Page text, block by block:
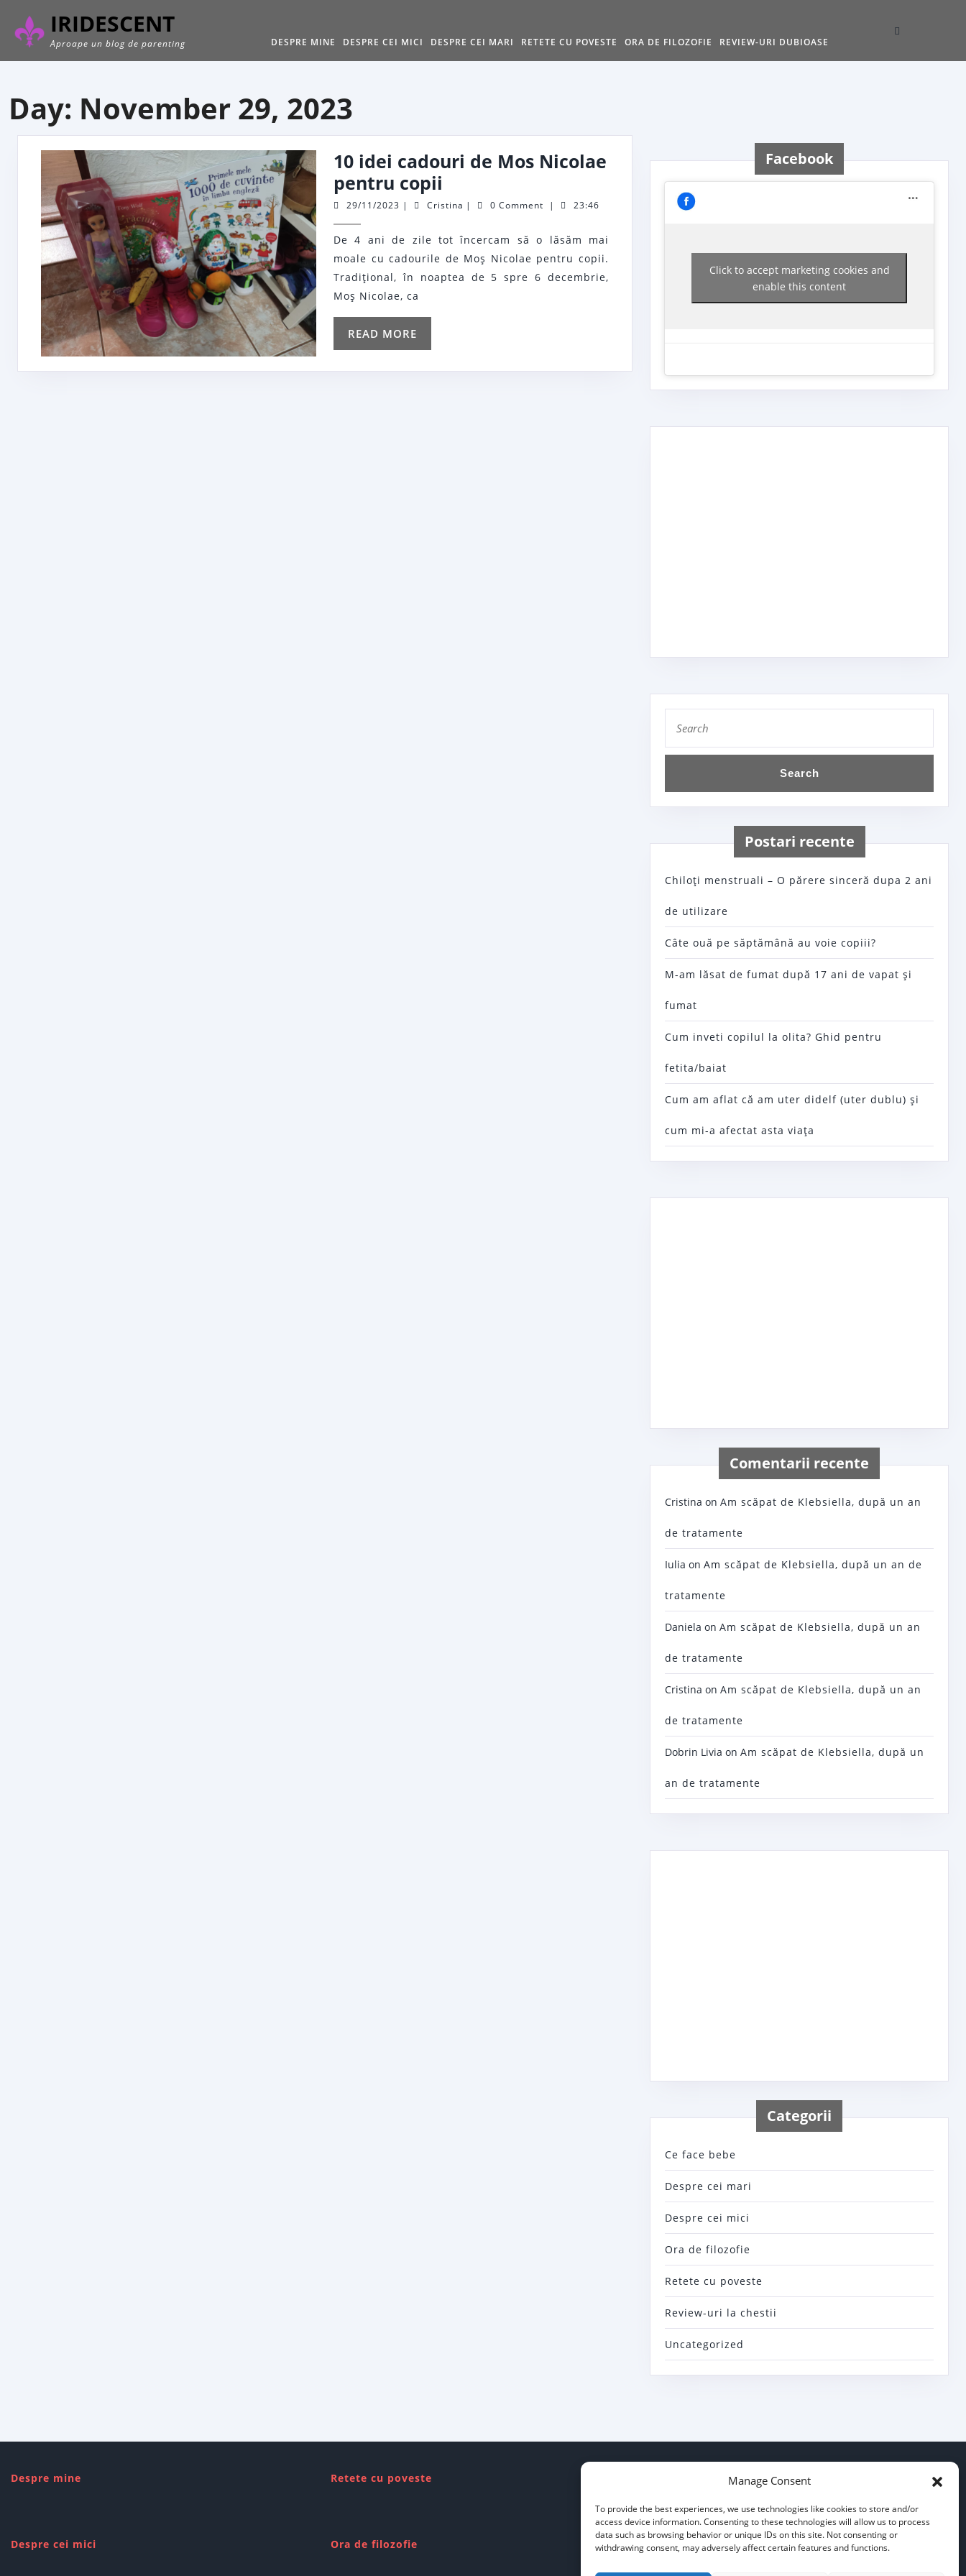
Manage Consent
To provide the best experiences, we use technologies like cookies to store and/or
access device information. Consenting to these technologies will allow us to process
data such as browsing behavior or unique IDs on this site. Not consenting or
withdrawing consent, may adversely affect certain features and functions.
content
IRIDESCENT
Aproape un blog de parenting DESPRE MINE DESPRE CEI MICI DESPRE CEI MARI RETETE CU POVESTE ORA DE FILOZOFIE REVIEW-URI DUBIOASE
Day: November 29, 2023
10 idei cadouri de Mos Nicolae
pentru copii
idei
de
Mos
Nicolae
29/11/2023 29/11/2023
| Cristina Cristina
| 0 Comment | 23:46
De 4 ani de zile tot încercam să o lăsăm mai
moale cu cadourile de Moş Nicolae pentru copii.
Tradiţional, în noaptea de 5 spre 6 decembrie,
Moş Nicolae, ca
READ MORE
MORE
Facebook
Click to accept marketing cookies and
enable this content
for:
Postari recente
Chiloţi menstruali – O părere sinceră dupa 2 ani
de utilizare
Câte ouă pe săptămână au voie copiii?
M-am lăsat de fumat după 17 ani de vapat şi
fumat
Cum inveti copilul la olita? Ghid pentru
fetita/baiat
Cum am aflat că am uter didelf (uter dublu) şi
cum mi-a afectat asta viaţa
Comentarii recente
Cristina on Am scăpat de Klebsiella, după un an
de tratamente
Iulia on Am scăpat de Klebsiella, după un an de
tratamente
Daniela on Am scăpat de Klebsiella, după un an
de tratamente
Cristina on Am scăpat de Klebsiella, după un an
de tratamente
Dobrin Livia on Am scăpat de Klebsiella, după un
an de tratamente
Categorii
Ce face bebe
Despre cei mari
Despre cei mici
Ora de filozofie
Retete cu poveste
Review-uri la chestii
Uncategorized
Despre mine
Despre cei mici
Retete cu poveste
Ora de filozofie
Politica de confidentialitate
Cookie policy